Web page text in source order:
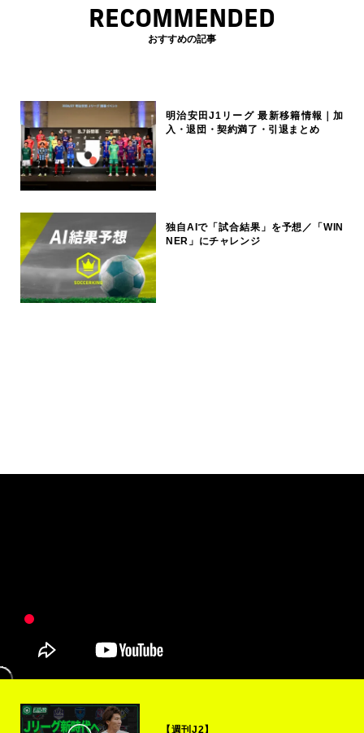
RECOMMENDED
おすすめの記事
明治安田J1リーグ 最新移籍情報｜加
入・退団・契約満了・引退まとめ
独自AIで「試合結果」を予想／「WIN
NER」にチャレンジ
【週刊J2】